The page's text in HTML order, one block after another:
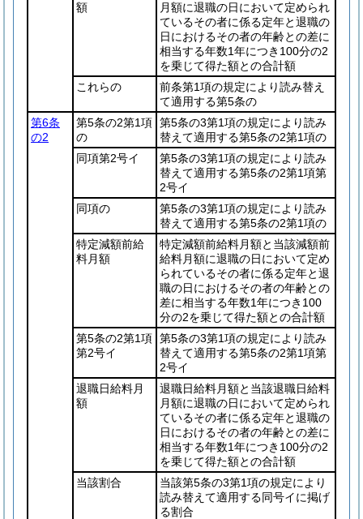
額
月額に退職の日において定められ
ているその者に係る定年と退職の
日におけるその者の年齢との差に
相当する年数1年につき100分の2
を乗じて得た額との合計額
これらの
前条第1項の規定により読み替え
て適用する第5条の
第6条
の2
第5条の2第1項
の
第5条の3第1項の規定により読み
替えて適用する第5条の2第1項の
同項第2号イ
第5条の3第1項の規定により読み
替えて適用する第5条の2第1項第
2号イ
同項の
第5条の3第1項の規定により読み
替えて適用する第5条の2第1項の
特定減額前給
料月額
特定減額前給料月額と当該減額前
給料月額に退職の日において定め
られているその者に係る定年と退
職の日におけるその者の年齢との
差に相当する年数1年につき100
分の2を乗じて得た額との合計額
第5条の2第1項
第2号イ
第5条の3第1項の規定により読み
替えて適用する第5条の2第1項第
2号イ
退職日給料月
額
退職日給料月額と当該退職日給料
月額に退職の日において定められ
ているその者に係る定年と退職の
日におけるその者の年齢との差に
相当する年数1年につき100分の2
を乗じて得た額との合計額
当該割合
当該第5条の3第1項の規定により
読み替えて適用する同号イに掲げ
る割合